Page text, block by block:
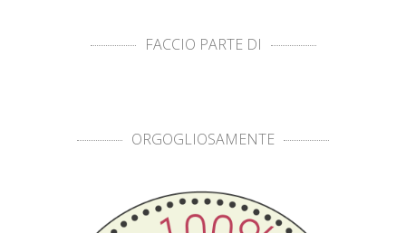
FACCIO PARTE DI
ORGOGLIOSAMENTE